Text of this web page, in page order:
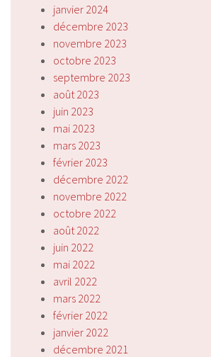
janvier 2024
décembre 2023
novembre 2023
octobre 2023
septembre 2023
août 2023
juin 2023
mai 2023
mars 2023
février 2023
décembre 2022
novembre 2022
octobre 2022
août 2022
juin 2022
mai 2022
avril 2022
mars 2022
février 2022
janvier 2022
décembre 2021